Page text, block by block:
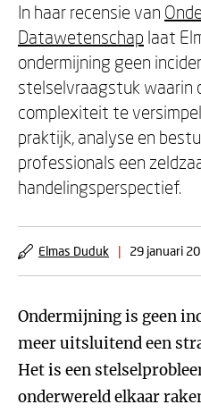
In haar recensie van
Datawetenschap laat
ondermijning geen
stelselvraagstuk waarin
complexiteit te
praktijk, analyse en
professionals een
handelingsperspectief.
Elmas Duduk | 29 januari
Ondermijning is geen
meer uitsluitend een
Het is een
onderwereld elkaar